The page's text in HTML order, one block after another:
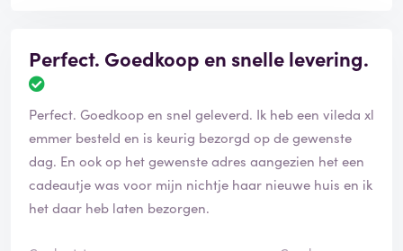
hier iets duurs te kopen.
Mijn pc koste meer dan 4000 euro, en extra betaald
voor een spoed service. Duswel een premium service
voor een premium prijs.
Ik zal ze nooit meer vertrouwen en hoop dat ze
eindelijk hun woord nakomen met "We gaan met spoed
de pc reparen." Loze beloftes tot zover.
Perfect. Goedkoop en snelle levering.
Perfect. Goedkoop en snel geleverd. Ik heb een vileda xl
emmer besteld en is keurig bezorgd op de gewenste
dag. En ook op het gewenste adres aangezien het een
cadeautje was voor mijn nichtje haar nieuwe huis en ik
het daar heb laten bezorgen.